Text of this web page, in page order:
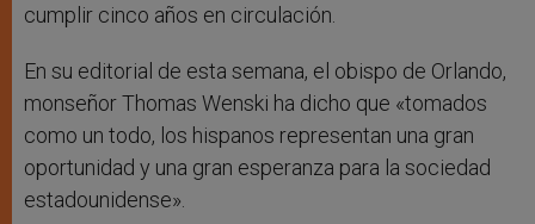
cumplir cinco años en circulación.
En su editorial de esta semana, el obispo de Orlando,
monseñor Thomas Wenski ha dicho que «tomados
como un todo, los hispanos representan una gran
oportunidad y una gran esperanza para la sociedad
estadounidense».